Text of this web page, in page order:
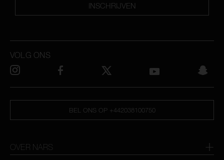
INSCHRIJVEN
BEL ONS OP +442038100750
OVER NARS
VOLG ONS